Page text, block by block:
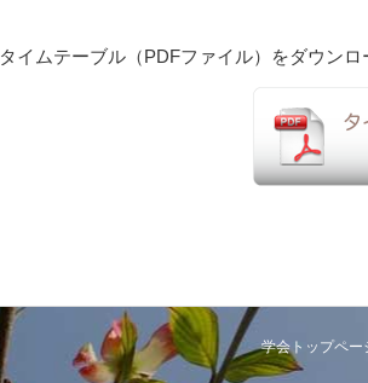
タイムテーブル（PDFファイル）をダウン
学会トップペー